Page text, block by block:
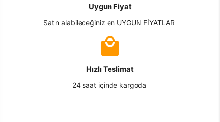
Uygun Fiyat
Satın alabileceğiniz en UYGUN FİYATLAR
Hızlı Teslimat
24 saat içinde kargoda